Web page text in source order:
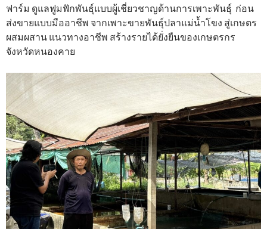
ฟาร์ม ดูแลฟูมฟักพันธุ์แบบผู้เชี่ยวชาญด้านการเพาะพันธุ์ ก่อน
ส่งขายแบบมืออาชีพ จากเพาะขายพันธุ์ปลาแม่น้ำโขง สู่เกษตร
ผสมผสาน แนวทางอาชีพ สร้างรายได้ยั่งยืนของเกษตรกร
จังหวัดหนองคาย